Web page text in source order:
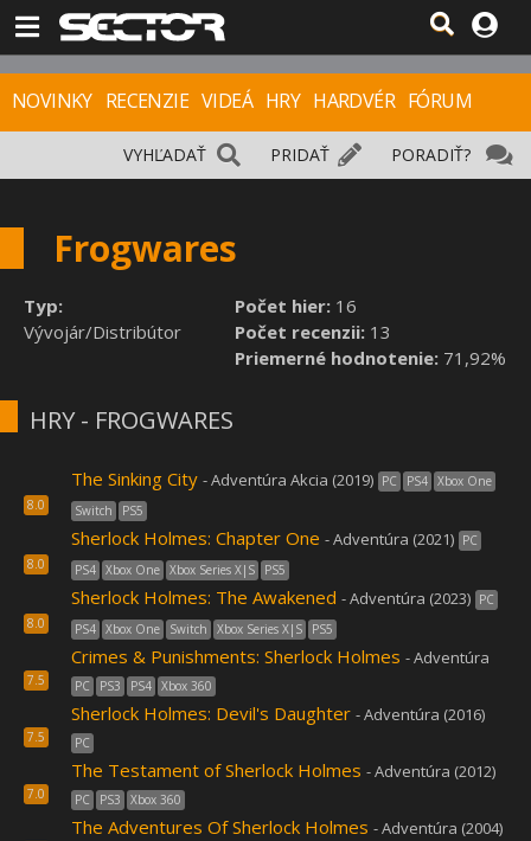
NOVINKY RECENZIE VIDEÁ HRY HARDVÉR FÓRUM
PORADIŤ?
PRIDAŤ
VYHĽADAŤ
Frogwares
Počet hier: 16
Počet recenzii: 13
Priemerné hodnotenie: 71,92%
Typ:
Vývojár/Distribútor
HRY - FROGWARES
The Sinking City - Adventúra Akcia (2019) PC PS4 Xbox One
Switch
PS5
8.0
Sherlock Holmes: Chapter One - Adventúra (2021) PC
PS4 Xbox One Xbox Series X|S PS5
8.0
Sherlock Holmes: The Awakened - Adventúra (2023) PC
PS4 Xbox One Switch Xbox Series X|S PS5
8.0
Crimes & Punishments: Sherlock Holmes - Adventúra
PC PS3 PS4 Xbox 360
7.5
Sherlock Holmes: Devil's Daughter - Adventúra (2016)
PC
7.5
The Testament of Sherlock Holmes - Adventúra (2012)
PC PS3 Xbox 360
7.0
The Adventures Of Sherlock Holmes - Adventúra (2004)